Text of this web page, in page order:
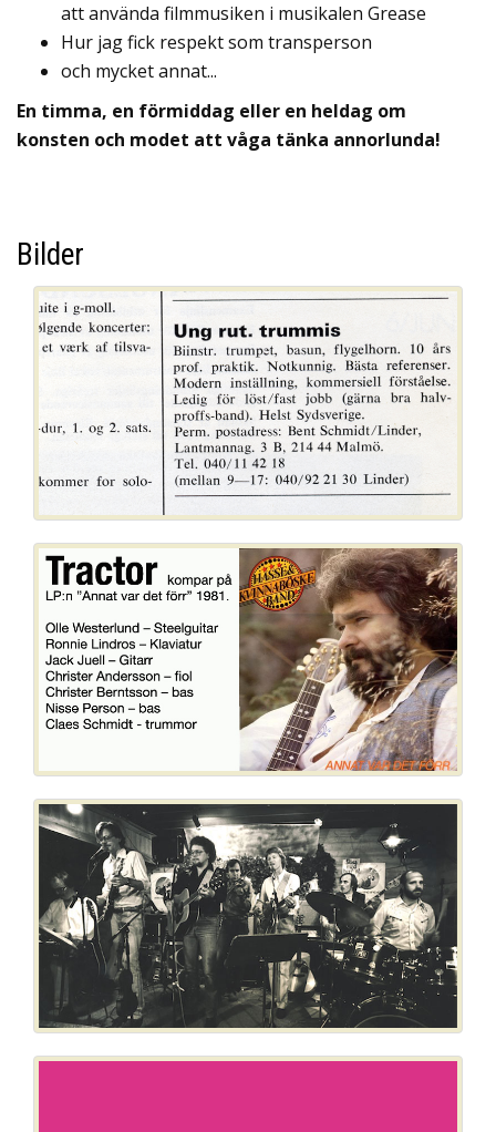
att använda filmmusiken i musikalen Grease
Hur jag fick respekt som transperson
och mycket annat...
En timma, en förmiddag eller en heldag om
konsten och modet att våga tänka annorlunda!
Bilder